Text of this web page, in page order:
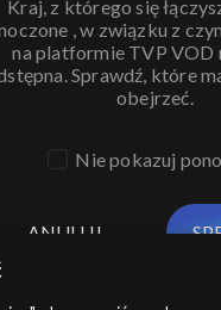
Kraj, z którego się
, w związku z
na platformie TVP VOD
Sprawdź, które
obejrzeć.
Nie pokazuj
ANULUJ